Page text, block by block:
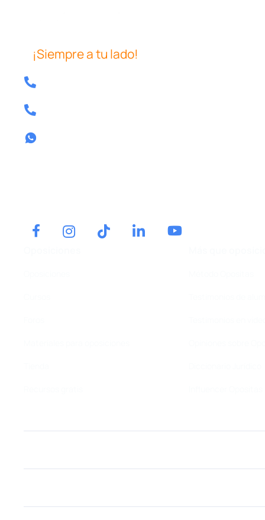
¡Siempre a tu lado!